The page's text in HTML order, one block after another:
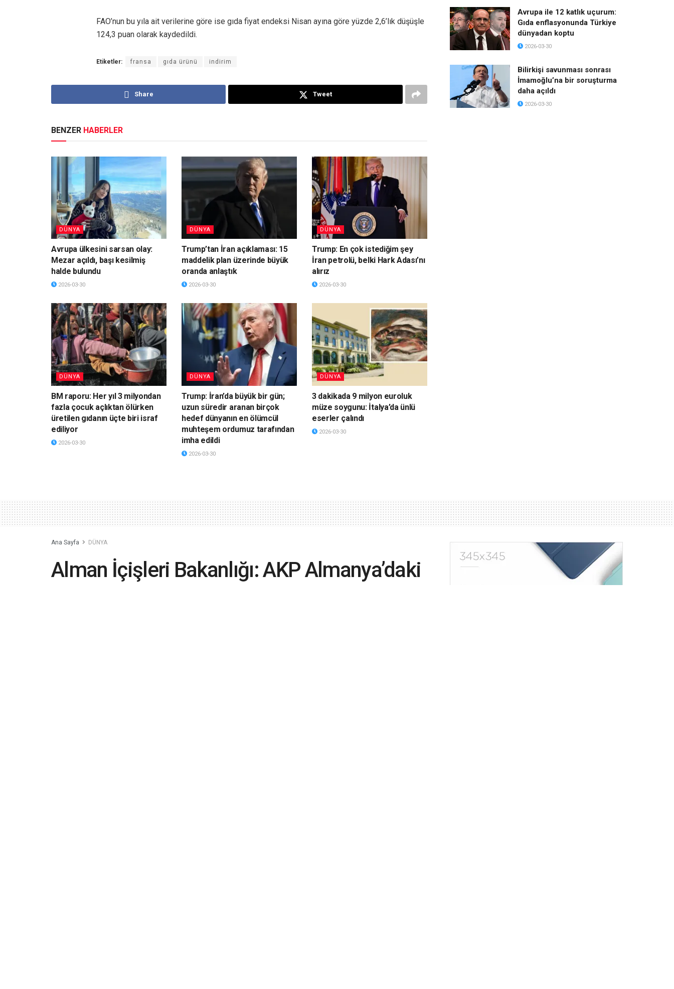
FAO’nun bu yıla ait verilerine göre ise gıda fiyat endeksi Nisan ayına göre yüzde 2,6’lık düşüşle
124,3 puan olarak kaydedildi.
Etiketler: fransa gıda ürünü indirim
Share Tweet
BENZER HABERLER
DÜNYA
Avrupa ülkesini sarsan olay:
Mezar açıldı, başı kesilmiş
halde bulundu
2026-03-30
DÜNYA
Trump’tan İran açıklaması: 15
maddelik plan üzerinde büyük
oranda anlaştık
2026-03-30
DÜNYA
Trump: En çok istediğim şey
İran petrolü, belki Hark Adası’nı
alırız
2026-03-30
DÜNYA
BM raporu: Her yıl 3 milyondan
fazla çocuk açlıktan ölürken
üretilen gıdanın üçte biri israf
ediliyor
2026-03-30
DÜNYA
Trump: İran’da büyük bir gün;
uzun süredir aranan birçok
hedef dünyanın en ölümcül
muhteşem ordumuz tarafından
imha edildi
2026-03-30
DÜNYA
3 dakikada 9 milyon euroluk
müze soygunu: İtalya’da ünlü
eserler çalındı
2026-03-30
Avrupa ile 12 katlık uçurum:
Gıda enflasyonunda Türkiye
dünyadan koptu
2026-03-30
Bilirkişi savunması sonrası
İmamoğlu’na bir soruşturma
daha açıldı
2026-03-30
Ana Sayfa DÜNYA
Alman İçişleri Bakanlığı: AKP Almanya’daki